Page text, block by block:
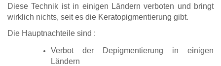
Diese Technik ist in einigen Ländern verboten und bringt
wirklich nichts, seit es die Keratopigmentierung gibt.
Die Hauptnachteile sind :
Verbot der Depigmentierung in einigen
Ländern